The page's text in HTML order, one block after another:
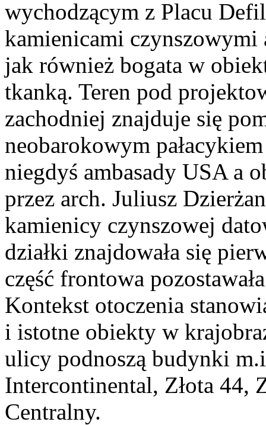
wychodzącym z Placu
kamienicami czynszowymi
jak również bogata w
tkanką. Teren pod
zachodniej znajduje się
neobarokowym
niegdyś ambasady USA a
przez arch. Juliusz
kamienicy czynszowej
działki znajdowała się
część frontowa
Kontekst otoczenia
i istotne obiekty w
ulicy podnoszą budynki
Intercontinental, Złota 44,
Centralny.